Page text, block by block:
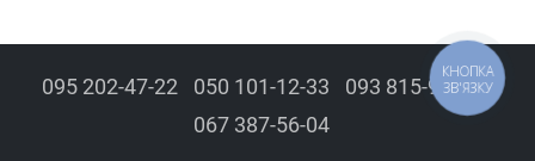
095 202-47-22 050 101-12-33
093 815-94-43
067 387-56-04
КНОПКА
ЗВ'ЯЗКУ